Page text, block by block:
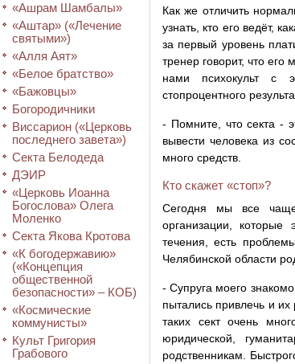
«Ашрам Шамбалы»
«Аштар» («Лечение
святыми»)
«Алля Аят»
«Белое братство»
«Бажовцы»
Богородичники
Виссарион («Церковь
последнего завета»)
Секта Белодеда
ДЭИР
«Церковь Иоанна
Богослова» Олега
Моленко
Секта Якова Кротова
«К богодержавию»
(«Концепция
общественной
безопасности» – КОБ)
«Космические
коммунисты»
Культ Григория
Грабового
Как же отличить
узнать, кто его ведёт,
за первый уровень
тренер говорит, что
нами психокульт с
стопроцентного
- Помните, что секта -
вывести человека из
много средств.
Кто скажет «стоп»?
Сегодня мы все
организации, которые
течения, есть
Челябинской области
- Супруга моего
пытались привлечь и их
таких сект очень
юридической,
родственникам.